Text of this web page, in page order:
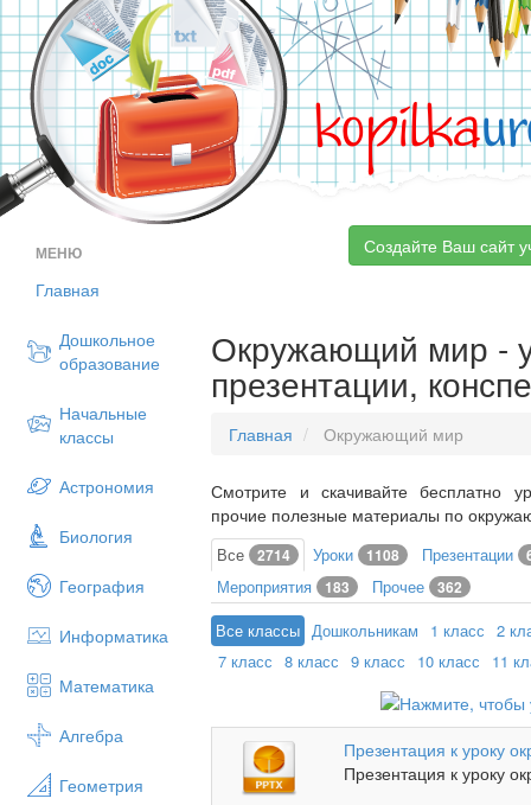
kopilka
МЕНЮ
Главная
Дошкольное
образование
Начальные
классы
Астрономия
Биология
География
Информатика
Математика
Алгебра
Геометрия
Создайте Ваш сайт
Окружающий мир -
презентации,
Главная Окружающий мир
Смотрите и скачивайте бесплатно
прочие полезные материалы по
Все 2714 Уроки 1108 Презентации
Мероприятия 183 Прочее 362
Все классы Дошкольникам 1 класс 2
7 класс 8 класс 9 класс 10 класс 11
Презентация к уроку
Презентация к уроку